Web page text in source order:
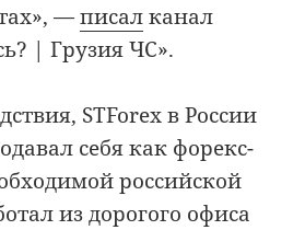
—писалканал
| Грузия ЧС».
STForex в России
себя как форекс-
российской
из дорогого офиса